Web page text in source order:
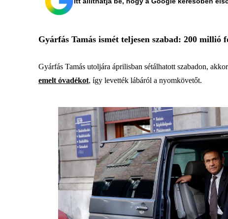
Gyárfás Tamás ismét teljesen szabad: 200 millió
Gyárfás Tamás utoljára áprilisban sétálhatott szabadon,
emelt óvadékot, így levették lábáról a nyomkövetőt.